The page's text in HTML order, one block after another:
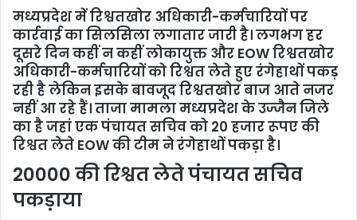
मध्यप्रदेश में रिश्वतखोर अधिकारी-कर्मचारियों पर
कार्रवाई का सिलसिला लगातार जारी है। लगभग हर
दूसरे दिन कहीं न कहीं लोकायुक्त और EOW रिश्वतखोर
अधिकारी-कर्मचारियों को रिश्वत लेते हुए रंगेहाथों पकड़
रही है लेकिन इसके बावजूद रिश्वतखोर बाज आते नजर
नहीं आ रहे हैं। ताजा मामला मध्यप्रदेश के उज्जैन जिले
का है जहां एक पंचायत सचिव को 20 हजार रूपए की
रिश्वत लेते EOW की टीम ने रंगेहाथों पकड़ा है।
20000 की रिश्वत लेते पंचायत सचिव
पकड़ाया